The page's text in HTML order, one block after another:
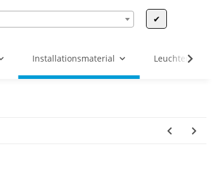
✔
Installationsmaterial Leuchten &